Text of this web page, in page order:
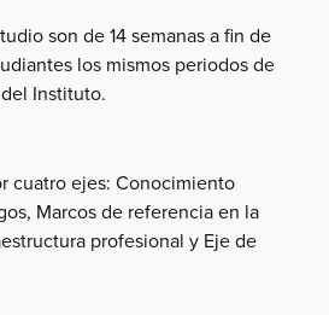
son de 14 semanas a fin de
los mismos periodos de
Instituto.
cuatro ejes: Conocimiento
Marcos de referencia en la
profesional y Eje de